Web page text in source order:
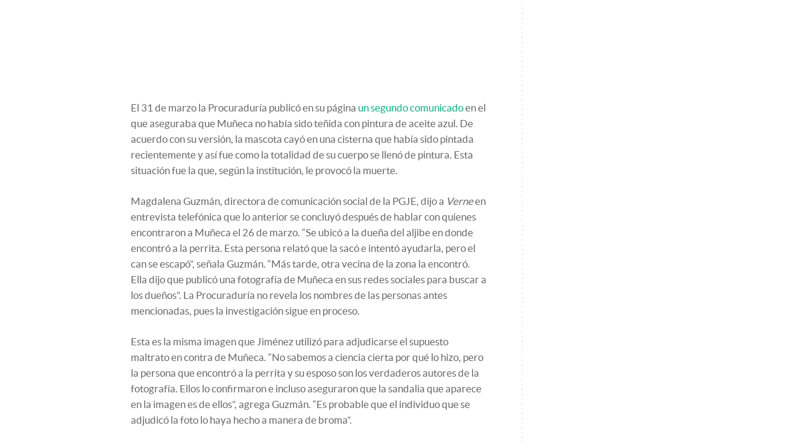
El 31 de marzo la Procuraduría publicó en su página un segundo comunicadoen el
que aseguraba que Muñeca no había sido teñida con pintura de aceite azul. De
acuerdo con su versión, la mascota cayó en una cisterna que había sido pintada
recientemente y así fue como la totalidad de su cuerpo se llenó de pintura. Esta
situación fue la que, según la institución, le provocó la muerte.
Magdalena Guzmán, directora de comunicación social de la PGJE, dijo a Verneen
entrevista telefónica que lo anterior se concluyó después de hablar con quienes
encontraron a Muñeca el 26 de marzo. “Se ubicó a la dueña del aljibe en donde
encontró a la perrita. Esta persona relató que la sacó e intentó ayudarla, pero el
can se escapó”, señala Guzmán. “Más tarde, otra vecina de la zona la encontró.
Ella dijo que publicó una fotografía de Muñeca en sus redes sociales para buscar a
los dueños”. La Procuraduría no revela los nombres de las personas antes
mencionadas, pues la investigación sigue en proceso.
Esta es la misma imagen que Jiménez utilizó para adjudicarse el supuesto
maltrato en contra de Muñeca. “No sabemos a ciencia cierta por qué lo hizo, pero
la persona que encontró a la perrita y su esposo son los verdaderos autores de la
fotografía. Ellos lo confirmaron e incluso aseguraron que la sandalia que aparece
en la imagen es de ellos”, agrega Guzmán. “Es probable que el individuo que se
adjudicó la foto lo haya hecho a manera de broma”.